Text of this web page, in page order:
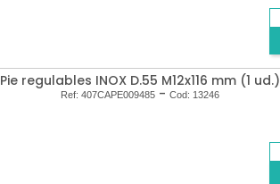
Pie regulables INOX D.55 M12x116 mm (1 ud.)
Ref: 407CAPE009485 - Cod: 13246